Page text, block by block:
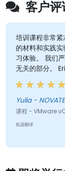
客户
培训课程非常
的材料和实践
习体验。 我们
无关的部分。
识，全面且有
次宝贵的培训。
Yulia -
课程 - VMware
机器翻译